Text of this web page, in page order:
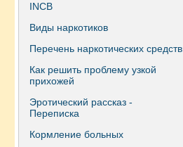
INCB
Виды наркотиков
Перечень наркотических средств
Как решить проблему узкой
прихожей
Эротический рассказ -
Переписка
Кормление больных